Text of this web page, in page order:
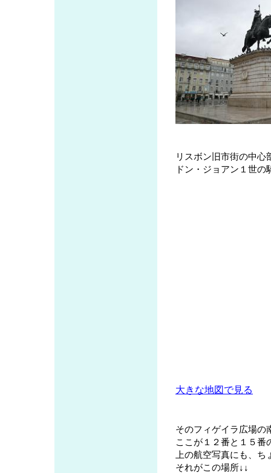
リスボン旧市街の中心
ドン・ジョアン１世の
大きな地図で見る
そのフィゲイラ広場の
ここが１２番と１５番
上の航空写真にも、
それがこの場所↓↓